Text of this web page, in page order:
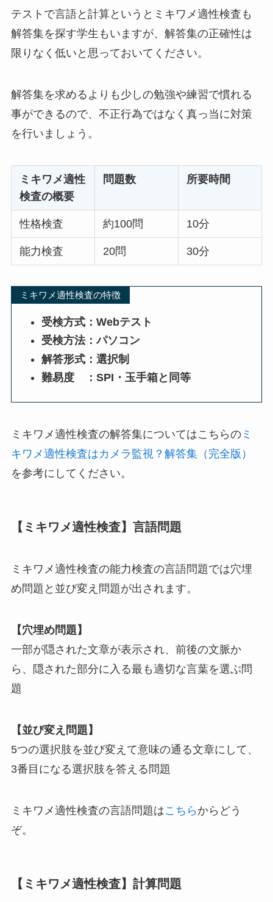
テストで言語と計算というとミキワメ適性検査も
解答集を探す学生もいますが、解答集の正確性は
限りなく低いと思っておいてください。
解答集を求めるよりも少しの勉強や練習で慣れる
事ができるので、不正行為ではなく真っ当に対策
を行いましょう。
ミキワメ適性
検査の概要
問題数 所要時間
性格検査 約100問 10分
能力検査 20問 30分
ミキワメ適性検査の特徴
受検方式：Webテスト
受検方法：パソコン
解答形式：選択制
難易度 ：SPI・玉手箱と同等
ミキワメ適性検査の解答集についてはこちらのミ
キワメ適性検査はカメラ監視？解答集（完全版）
を参考にしてください。
【ミキワメ適性検査】言語問題
ミキワメ適性検査の能力検査の言語問題では穴埋
め問題と並び変え問題が出されます。
【穴埋め問題】
一部が隠された文章が表示され、前後の文脈か
ら、隠された部分に入る最も適切な言葉を選ぶ問
題
【並び変え問題】
5つの選択肢を並び変えて意味の通る文章にして、
3番目になる選択肢を答える問題
ミキワメ適性検査の言語問題はこちら からどう
ぞ。
【ミキワメ適性検査】計算問題